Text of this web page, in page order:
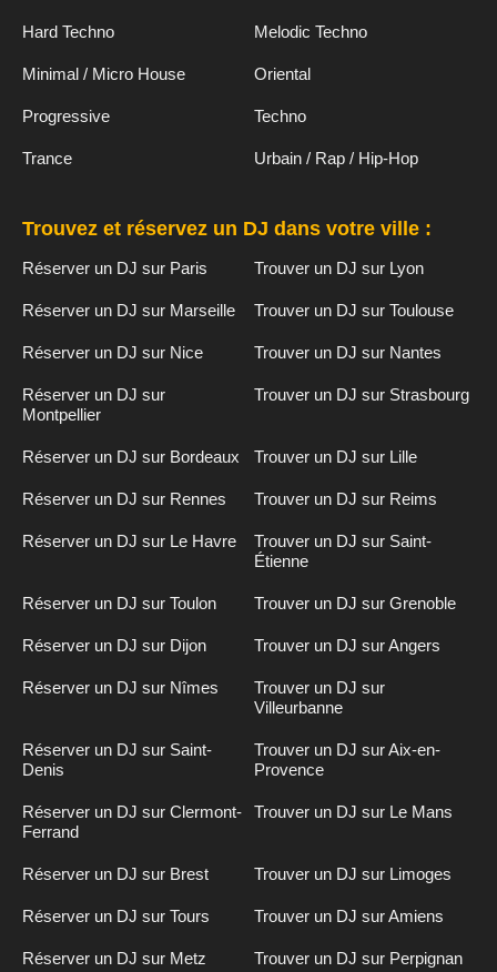
Hard Techno Melodic Techno
Minimal / Micro House Oriental
Progressive Techno
Trance Urbain / Rap / Hip-Hop
Trouvez et réservez un DJ dans votre ville :
Réserver un DJ sur Paris Trouver un DJ sur Lyon
Réserver un DJ sur Marseille Trouver un DJ sur Toulouse
Réserver un DJ sur Nice Trouver un DJ sur Nantes
Réserver un DJ sur
Montpellier
Trouver un DJ sur Strasbourg
Réserver un DJ sur Bordeaux Trouver un DJ sur Lille
Réserver un DJ sur Rennes Trouver un DJ sur Reims
Réserver un DJ sur Le Havre
Trouver un DJ sur Saint-
Étienne
Réserver un DJ sur Toulon Trouver un DJ sur Grenoble
Réserver un DJ sur Dijon Trouver un DJ sur Angers
Réserver un DJ sur Nîmes
Trouver un DJ sur
Villeurbanne
Réserver un DJ sur Saint-
Denis
Trouver un DJ sur Aix-en-
Provence
Réserver un DJ sur Clermont-
Ferrand
Trouver un DJ sur Le Mans
Réserver un DJ sur Brest Trouver un DJ sur Limoges
Réserver un DJ sur Tours Trouver un DJ sur Amiens
Réserver un DJ sur Metz Trouver un DJ sur Perpignan